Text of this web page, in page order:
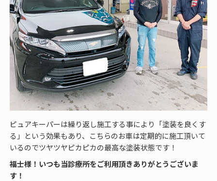
ピュアキーパーは繰り返し施工する事により「塗装を良くす
る」という効果もあり、こちらのお車は定期的に施工頂いて
いるのでツヤツヤピカピカの最高な塗装状態です！
福士様！いつも当診療所をご利用頂きありがとうございま
す！